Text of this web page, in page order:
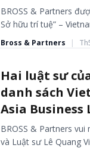
BROSS & Partners
Sở hữu trí tuệ” –
Bross & Partners |
Hai luật sư
danh sách
Asia Business
BROSS & Partners
và Luật sư Lê Quang